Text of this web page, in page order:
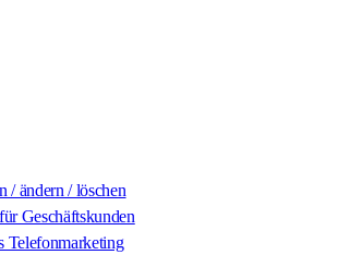
/ ändern / löschen
Geschäftskunden
Telefonmarketing